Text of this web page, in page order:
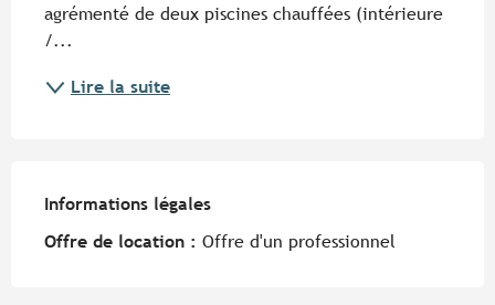
agrémenté de deux piscines chauffées (intérieure
/...
Lire la suite
Informations légales
Informations légales
Offre de location : Offre d'un professionnel